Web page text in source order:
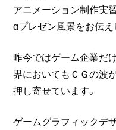
アニメーション制作実
αプレゼン風景をお伝え
昨今ではゲーム企業だ
界においてもＣＧの波
押し寄せています。
ゲームグラフィックデ